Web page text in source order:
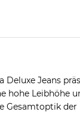
Deluxe Jeans
hohe Leibhöhe
Gesamtoptik der